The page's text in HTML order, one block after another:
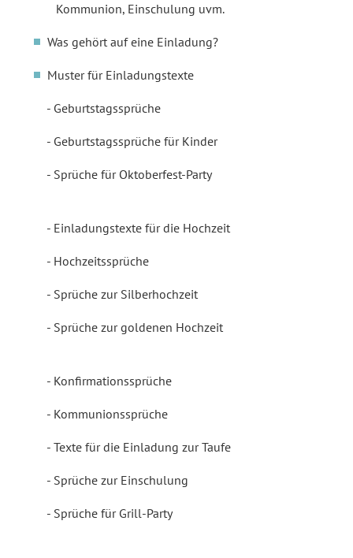
Kommunion, Einschulung uvm.
Was gehört auf eine Einladung?
Muster für Einladungstexte
Geburtstagssprüche
Geburtstagssprüche für Kinder
Sprüche für Oktoberfest-Party
Einladungstexte für die Hochzeit
Hochzeitssprüche
Sprüche zur Silberhochzeit
Sprüche zur goldenen Hochzeit
Konfirmationssprüche
Kommunionssprüche
Texte für die Einladung zur Taufe
Sprüche zur Einschulung
Sprüche für Grill-Party